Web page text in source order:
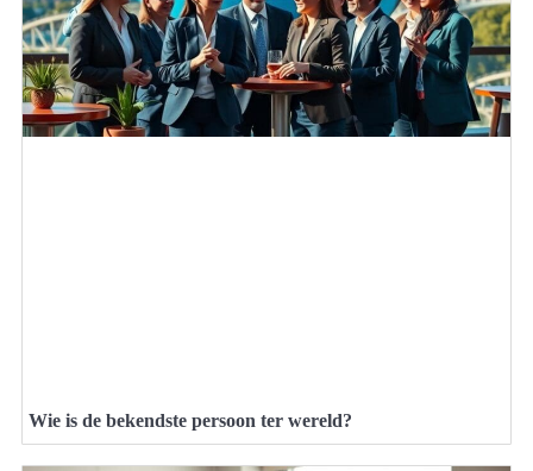
Wie is de bekendste persoon ter wereld?